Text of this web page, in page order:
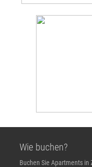
Wie buchen?
Buchen Sie Apartments